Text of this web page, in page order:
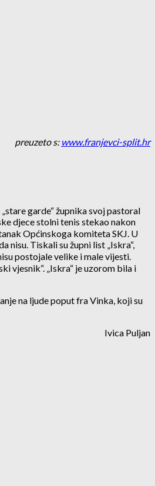
preuzeto s: www.franjevci-split.hr
garde“ župnika svoj pastoral
djece stolni tenis stekao nakon
Općinskoga komiteta SKJ. U
nisu. Tiskali su župni list „Iskra“,
postojale velike i male vijesti.
vjesnik“. „Iskra“ je uzorom bila i
na ljude poput fra Vinka, koji su
Ivica Puljan